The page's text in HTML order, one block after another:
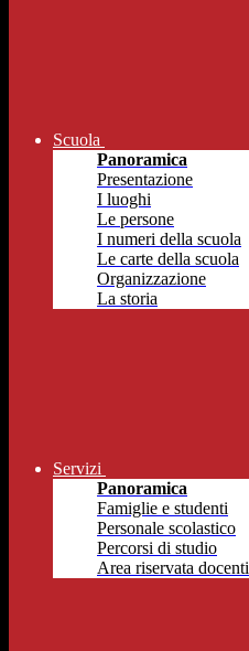
Scuola
Panoramica
Presentazione
I luoghi
Le persone
I numeri della scuola
Le carte della scuola
Organizzazione
La storia
Servizi
Panoramica
Famiglie e studenti
Personale scolastico
Percorsi di studio
Area riservata docenti